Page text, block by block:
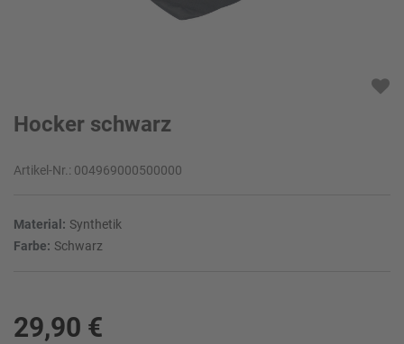
Hocker schwarz
Artikel-Nr.: 004969000500000
Material: Synthetik
Farbe: Schwarz
29,90 €